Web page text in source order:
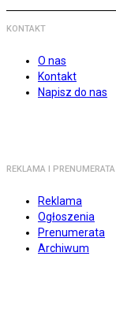
KONTAKT
O nas
Kontakt
Napisz do nas
REKLAMA I PRENUMERATA
Reklama
Ogłoszenia
Prenumerata
Archiwum